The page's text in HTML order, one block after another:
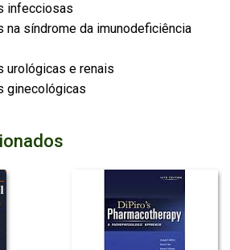
infecciosas
na síndrome da imunodeficiência
urológicas e renais
ginecológicas